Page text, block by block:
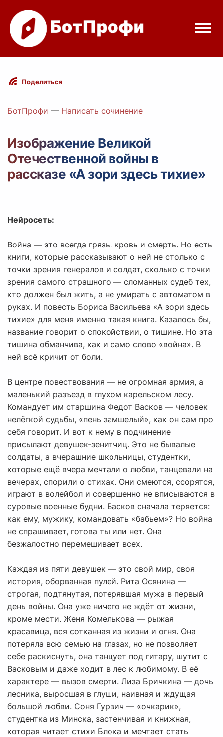
Режимы бота
Цены
Вход с Telegram
Поделиться
БотПрофи — Написать сочинение
Изображение Великой
Отечественной войны в
рассказе «А зори здесь тихие»
Нейросеть:
Война — это всегда грязь, кровь и смерть. Но есть
книги, которые рассказывают о ней не столько с
точки зрения генералов и солдат, сколько с точки
зрения самого страшного — сломанных судеб тех,
кто должен был жить, а не умирать с автоматом в
руках. И повесть Бориса Васильева «А зори здесь
тихие» для меня именно такая книга. Казалось бы,
название говорит о спокойствии, о тишине. Но эта
тишина обманчива, как и само слово «война». В
ней всё кричит от боли.
В центре повествования — не огромная армия, а
маленький разъезд в глухом карельском лесу.
Командует им старшина Федот Васков — человек
нелёгкой судьбы, «пень замшелый», как он сам про
себя говорит. И вот к нему в подчинение
присылают девушек-зенитчиц. Это не бывалые
солдаты, а вчерашние школьницы, студентки,
которые ещё вчера мечтали о любви, танцевали на
вечерах, спорили о стихах. Они смеются, ссорятся,
играют в волейбол и совершенно не вписываются в
суровые военные будни. Васков сначала теряется:
как ему, мужику, командовать «бабьем»? Но война
не спрашивает, готова ты или нет. Она
безжалостно перемешивает всех.
Каждая из пяти девушек — это свой мир, своя
история, оборванная пулей. Рита Осянина —
строгая, подтянутая, потерявшая мужа в первый
день войны. Она уже ничего не ждёт от жизни,
кроме мести. Женя Комелькова — рыжая
красавица, вся сотканная из жизни и огня. Она
потеряла всю семью на глазах, но не позволяет
себе раскиснуть, она танцует под гитару, шутит с
Васковым и даже ходит в лес к любимому. В её
характере — вызов смерти. Лиза Бричкина — дочь
лесника, выросшая в глуши, наивная и ждущая
большой любви. Соня Гурвич — «очкарик»,
студентка из Минска, застенчивая и книжная,
которая читает стихи Блока и мечтает стать